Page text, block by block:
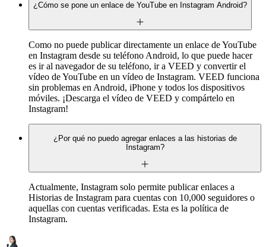
¿Cómo se pone un enlace de YouTube en Instagram Android?
Como no puede publicar directamente un enlace de YouTube
en Instagram desde su teléfono Android, lo que puede hacer
es ir al navegador de su teléfono, ir a VEED y convertir el
vídeo de YouTube en un vídeo de Instagram. VEED funciona
sin problemas en Android, iPhone y todos los dispositivos
móviles. ¡Descarga el vídeo de VEED y compártelo en
Instagram!
¿Por qué no puedo agregar enlaces a las historias de
Instagram?
Actualmente, Instagram solo permite publicar enlaces a
Historias de Instagram para cuentas con 10,000 seguidores o
aquellas con cuentas verificadas. Esta es la política de
Instagram.